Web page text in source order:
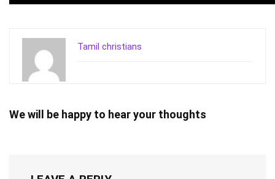
Tamil christians
We will be happy to hear your thoughts